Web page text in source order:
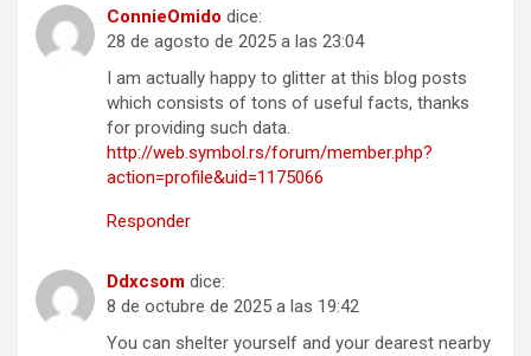
ConnieOmido dice:
28 de agosto de 2025 a las 23:04
I am actually happy to glitter at this blog posts
which consists of tons of useful facts, thanks
for providing such data.
http://web.symbol.rs/forum/member.php?
action=profile&uid=1175066
Responder
Ddxcsom dice:
8 de octubre de 2025 a las 19:42
You can shelter yourself and your dearest nearby